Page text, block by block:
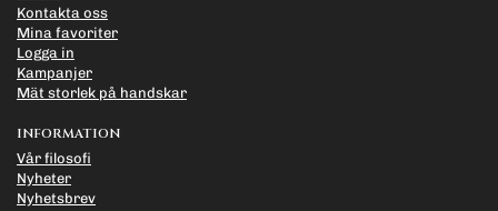
Kontakta oss
Mina favoriter
Logga in
Kampanjer
Mät storlek på handskar
INFORMATION
Vår filosofi
Nyheter
Nyhetsbrev